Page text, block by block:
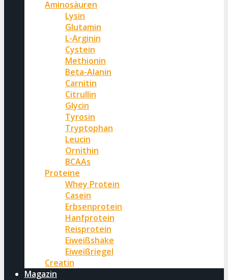
Aminosäuren
Lysin
Glutamin
L-Arginin
Cystein
Methionin
Beta-Alanin
Carnitin
Citrullin
Glycin
Tyrosin
Tryptophan
Leucin
Ornithin
BCAAs
Proteine
Whey Protein
Casein
Erbsenprotein
Hanfprotein
Reisprotein
Eiweißshake
Eiweißriegel
Creatin
Magazin